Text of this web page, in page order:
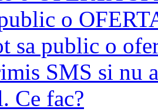
o
sa public o
SMS si nu
Ce fac?